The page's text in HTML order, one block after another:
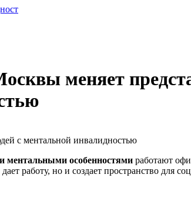
меняет
ментальными особенностями работают
работу, но и создает пространство для